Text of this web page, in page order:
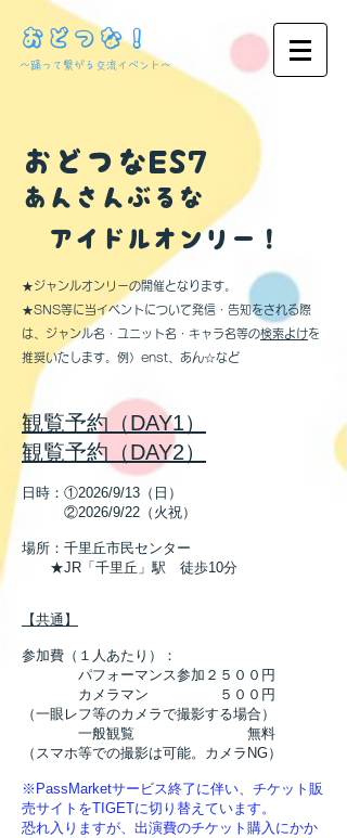
おどつな！
​～踊って繋がる交流イベント～
おどつなES​7
あんさんぶるな
アイドルオンリー！
★ジャンルオンリーの開催となります。
★SNS等に当イベントについて発信・告知をされる際
は、ジャンル名・ユニット名・キャラ名等の検索よけを
推奨いたします。例）enst、あん☆など
観覧予約（DAY1）
​観覧予約（DAY2）
日時：①2026/9/13（日）
②2026/9/22（火祝）
場所：千里丘市民センター
★JR「千里丘」駅 徒歩10分
【共通】
参加費（１人あたり）：
パフォーマンス参加２５００円
カメラマン ５００円
（一眼レフ等のカメラで撮影する場合）
一般観覧 無料​
（スマホ等での撮影は可能。カメラNG）
※PassMarketサービス終了に伴い、チケット販
売サイトをTIGETに切り替えています。
恐れ入りますが、出演費のチケット購入にかか